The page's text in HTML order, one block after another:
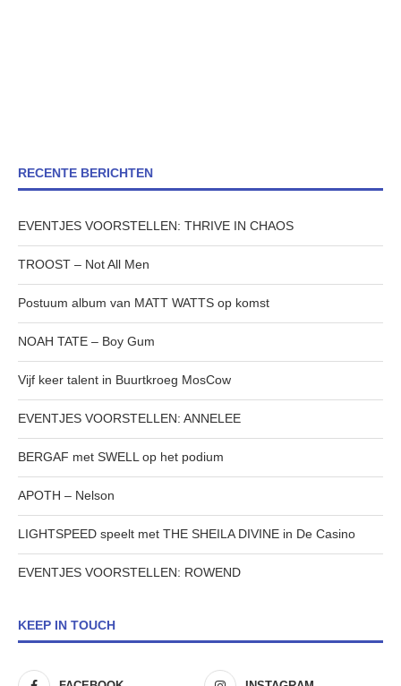
RECENTE BERICHTEN
EVENTJES VOORSTELLEN: THRIVE IN CHAOS
TROOST – Not All Men
Postuum album van MATT WATTS op komst
NOAH TATE – Boy Gum
Vijf keer talent in Buurtkroeg MosCow
EVENTJES VOORSTELLEN: ANNELEE
BERGAF met SWELL op het podium
APOTH – Nelson
LIGHTSPEED speelt met THE SHEILA DIVINE in De Casino
EVENTJES VOORSTELLEN: ROWEND
KEEP IN TOUCH